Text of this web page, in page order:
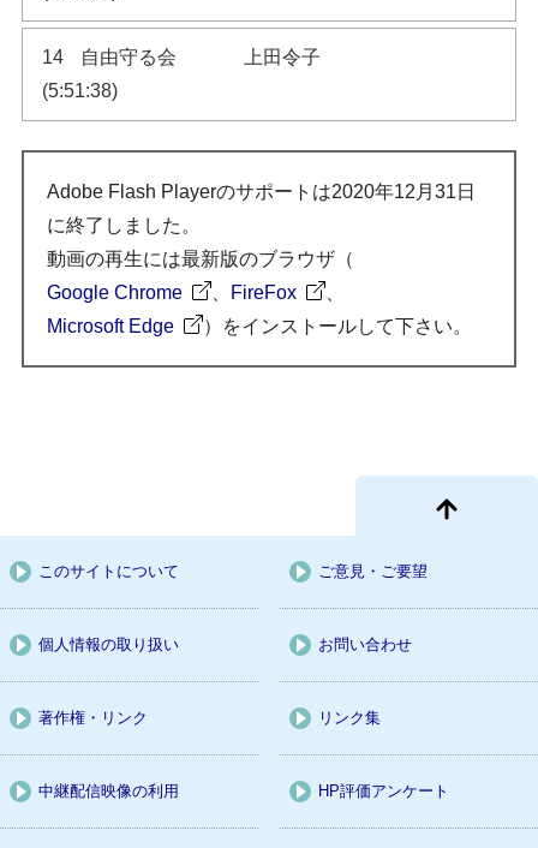
14 自由守る会
上田令子
(5:51:38)
Adobe Flash Playerのサポートは2020年12月31日
に終了しました。
動画の再生には最新版のブラウザ（
Google Chrome
、 FireFox
、
Microsoft Edge
）をインストールして下さい。
このサイトについて ご意見・ご要望
個人情報の取り扱い お問い合わせ
著作権・リンク リンク集
中継配信映像の利用 HP評価アンケート